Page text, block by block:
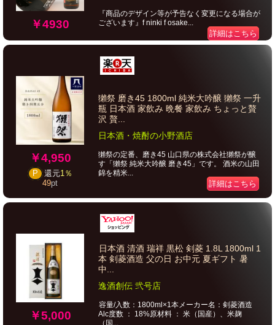
￥4930
『商品のデザイン等が予告なく変更になる場合が
ございます』f ninki f osake...
詳細はこちら
￥4,950
P 還元1％
49pt
獺祭 磨き45 1800ml 純米大吟醸 獺祭 一升
瓶 日本酒 家飲み 晩餐 家飲み ちょっと贅
沢 贅...
日本酒・焼酎の小野酒店
獺祭の定番、磨き45 山口県の株式会社獺祭が醸
す「獺祭 純米大吟醸 磨き45」です。 酒米の山田
錦を精米...
詳細はこちら
￥5,000
日本酒 清酒 瑞祥 黒松 剣菱 1.8L 1800ml 1
本 剣菱酒造 父の日 お中元 夏ギフト 暑
中...
逸酒創伝 弐号店
容量/入数：1800ml×1本メーカー名：剣菱酒造
Alc度数 ： 18%原材料 ： 米（国産）、米麹
（国...